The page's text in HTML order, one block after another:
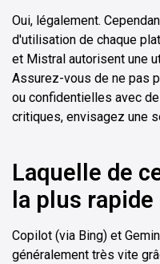
Oui, légalement.
d'utilisation de chaque
et Mistral autorisent une
Assurez-vous de ne pas
ou confidentielles avec
critiques, envisagez une
Laquelle de
la plus rapide
Copilot (via Bing) et
généralement très vite